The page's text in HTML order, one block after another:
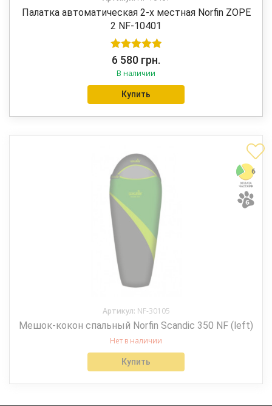
Палатка автоматическая 2-х местная Norfin ZOPE
2 NF-10401
Оценка5.00
из 5
6 580 грн.
В наличии
Купить
Артикул: NF-30105
Мешок-кокон спальный Norfin Scandic 350 NF (left)
Нет в наличии
Купить